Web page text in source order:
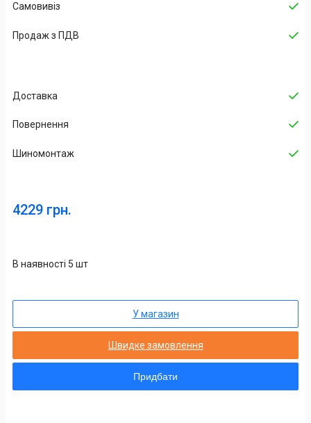
Самовивіз
Продаж з ПДВ
Доставка
Повернення
Шиномонтаж
4229 грн.
В наявності 5 шт
У магазин
Швидке замовлення
Придбати